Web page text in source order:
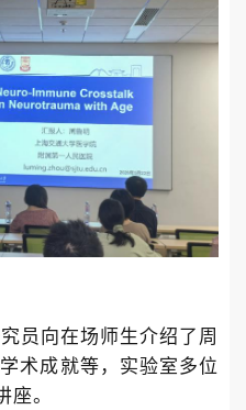
员向在场师生介绍了周
术成就等，实验室多位
。